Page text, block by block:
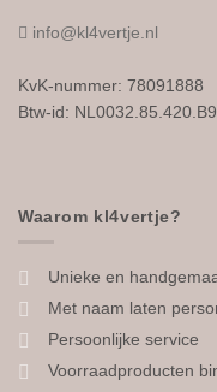
info@kl4vertje.nl
KvK-nummer: 78091888
Btw-id:
Waarom kl4vertje?
Unieke en
Met naam laten
Persoonlijke service
Voorraadproducten